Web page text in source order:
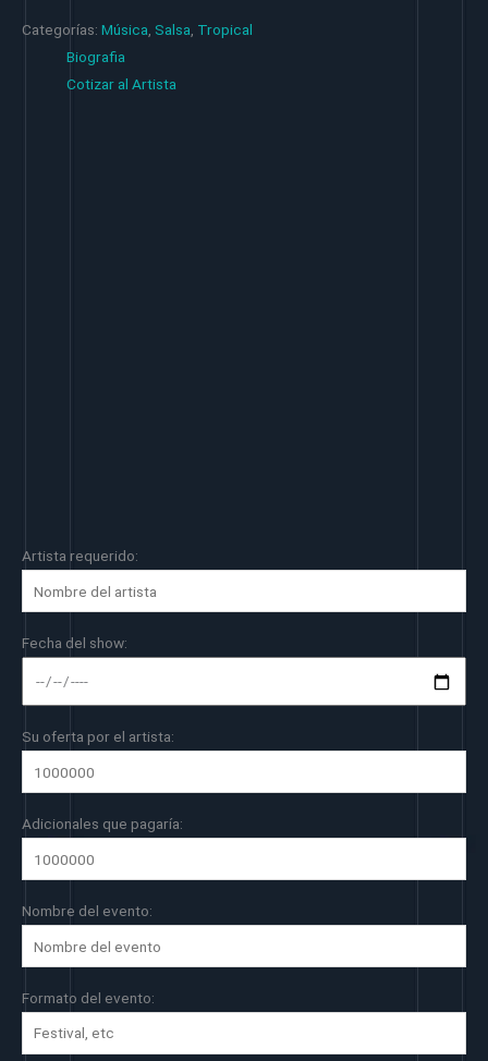
Categorías: Música Salsa Tropical
Biografia
Cotizar al Artista
Artista requerido:
Fecha del show:
Su oferta por el artista:
Adicionales que pagaría:
Nombre del evento:
Formato del evento: